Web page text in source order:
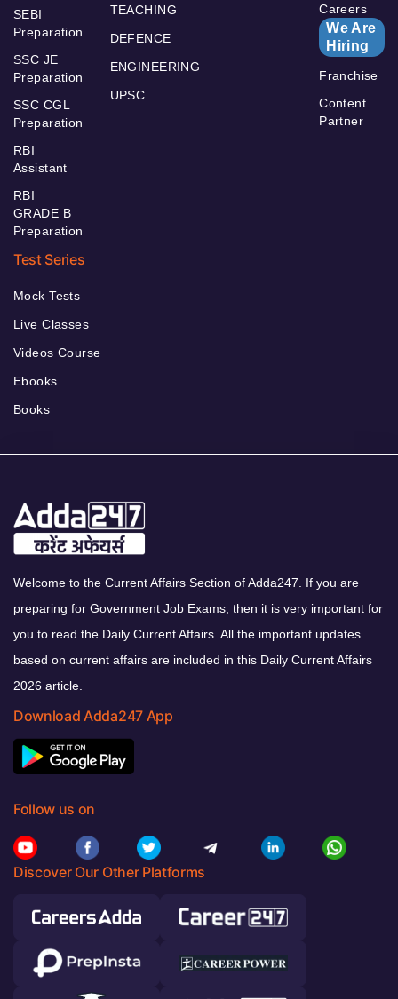
SEBI
Preparation
SSC JE
Preparation
SSC CGL
Preparation
RBI
Assistant
RBI
GRADE B
Preparation
TEACHING
DEFENCE
ENGINEERING
UPSC
Careers
We Are
Hiring
Franchise
Content
Partner
Test Series
Mock Tests
Live Classes
Videos Course
Ebooks
Books
Welcome to the Current Affairs Section of Adda247. If you are
preparing for Government Job Exams, then it is very important for
you to read the Daily Current Affairs. All the important updates
based on current affairs are included in this Daily Current Affairs
2026 article.
Download Adda247 App
Follow us on
Discover Our Other Platforms